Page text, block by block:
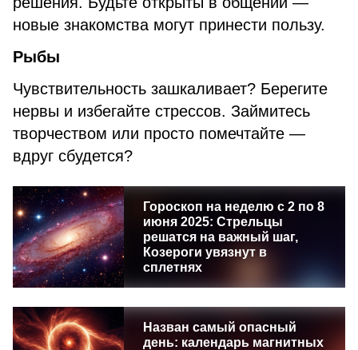
новые знакомства могут принести пользу.
Рыбы
Чувствительность зашкаливает? Берегите
нервы и избегайте стрессов. Займитесь
творчеством или просто помечтайте —
вдруг сбудется?
Гороскоп на неделю с 2 по 8
июня 2025: Стрельцы
решатся на важный шаг,
Козероги увязнут в
сплетнях
Назван самый опасный
день: календарь магнитных